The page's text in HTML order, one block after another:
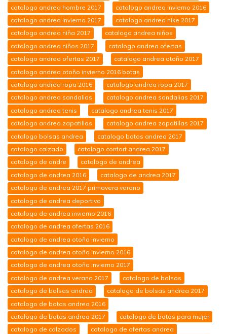
catalogo andrea hombre 2017
catalogo andrea invierno 2016
catalogo andrea invierno 2017
catalogo andrea nike 2017
catalogo andrea niña 2017
catalogo andrea niños
catalogo andrea niños 2017
catalogo andrea ofertas
catalogo andrea ofertas 2017
catalogo andrea otoño 2017
catalogo andrea otoño invierno 2016 botas
catalogo andrea ropa 2016
catalogo andrea ropa 2017
catalogo andrea sandalias
catalogo andrea sandalias 2017
catalogo andrea tenis
catalogo andrea tenis 2017
catalogo andrea zapatillas
catalogo andrea zapatillas 2017
catalogo bolsas andrea
catalogo botas andrea 2017
catalogo calzado
catalogo confort andrea 2017
catalogo de andre
catalogo de andrea
catalogo de andrea 2016
catalogo de andrea 2017
catalogo de andrea 2017 primavera verano
catalogo de andrea deportivo
catalogo de andrea invierno 2016
catalogo de andrea ofertas 2016
catalogo de andrea otoño invierno
catalogo de andrea otoño invierno 2016
catalogo de andrea otoño invierno 2017
catalogo de andrea verano 2017
catalogo de bolsas
catalogo de bolsas andrea
catalogo de bolsas andrea 2017
catalogo de botas andrea 2016
catalogo de botas andrea 2017
catalogo de botas para mujer
catalogo de calzados
catalogo de ofertas andrea